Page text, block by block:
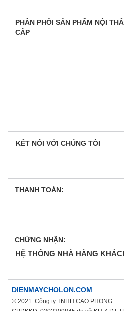
PHÂN PHỐI SẢN PHẨM NỘI
CẤP
HỆ THỐNG NHÀ HÀNG
KẾT NỐI VỚI CHÚNG TÔI
THANH TOÁN:
CHỨNG NHẬN:
DIENMAYCHOLON.COM
© 2021. Công ty TNHH CAO PHONG